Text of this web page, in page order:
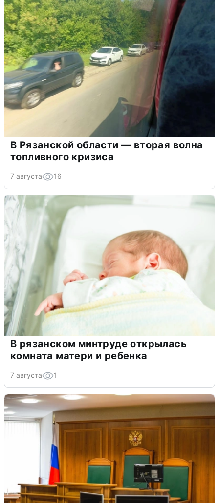
В Рязанской области — вторая волна
топливного кризиса
7 августа 16
В рязанском минтруде открылась
комната матери и ребенка
7 августа 1